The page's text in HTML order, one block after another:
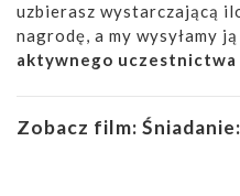
uzbierasz wystarczającą
nagrodę, a my wysyłamy
aktywnego uczestnictwa
Zobacz film: